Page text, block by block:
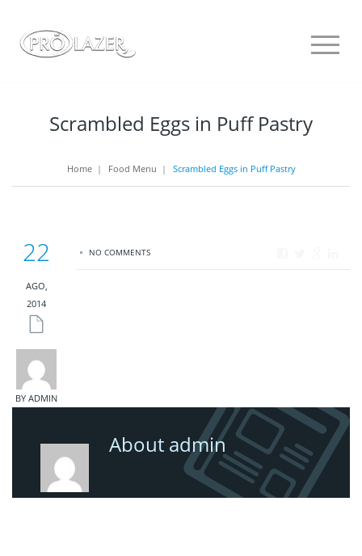
Scrambled Eggs in Puff Pastry
Home | Food Menu | Scrambled Eggs in Puff Pastry
22
AGO,
2014
BY ADMIN
NO COMMENTS
About admin